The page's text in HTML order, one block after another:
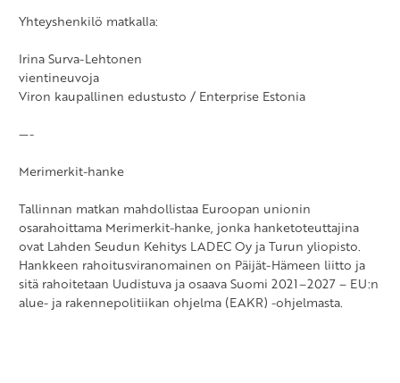
Yhteyshenkilö matkalla:
Irina Surva-Lehtonen
vientineuvoja
Viron kaupallinen edustusto / Enterprise Estonia
—-
Merimerkit-hanke
Tallinnan matkan mahdollistaa Euroopan unionin
osarahoittama Merimerkit-hanke, jonka hanketoteuttajina
ovat Lahden Seudun Kehitys LADEC Oy ja Turun yliopisto.
Hankkeen rahoitusviranomainen on Päijät-Hämeen liitto ja
sitä rahoitetaan Uudistuva ja osaava Suomi 2021–2027 – EU:n
alue- ja rakennepolitiikan ohjelma (EAKR) -ohjelmasta.